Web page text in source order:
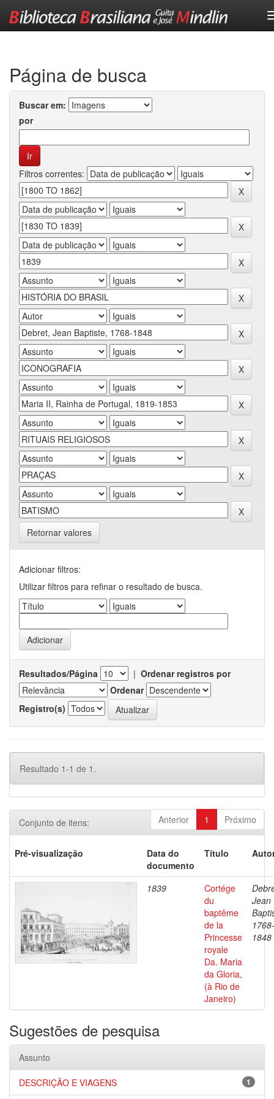
Página de busca
Buscar em:
por
Filtros correntes:
Retornar valores
Adicionar filtros:
Utilizar filtros para refinar o resultado de busca.
Resultados/Página | Ordenar registros por
Ordenar
Registro(s)
Resultado 1-1 de 1.
Anterior 1 Próximo
Conjunto de itens:
Pré-visualização
Data do
documento
Título
1839
Cortége
du
baptême
de la
Princesse
royale
Da. Maria
da Gloria,
(à Rio de
Janeiro)
Jean
1768-
1848
Sugestões de pesquisa
Assunto
1
DESCRIÇÃO E VIAGENS